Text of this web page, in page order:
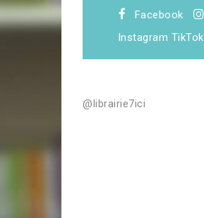
Facebook
Instagram TikTok
@librairie7ici